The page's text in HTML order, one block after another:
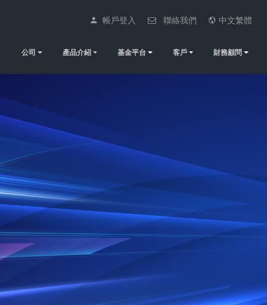
帳戶登入 聯絡我們 中文繁體
公司 產品介紹 基金平台 客戶 財務顧問